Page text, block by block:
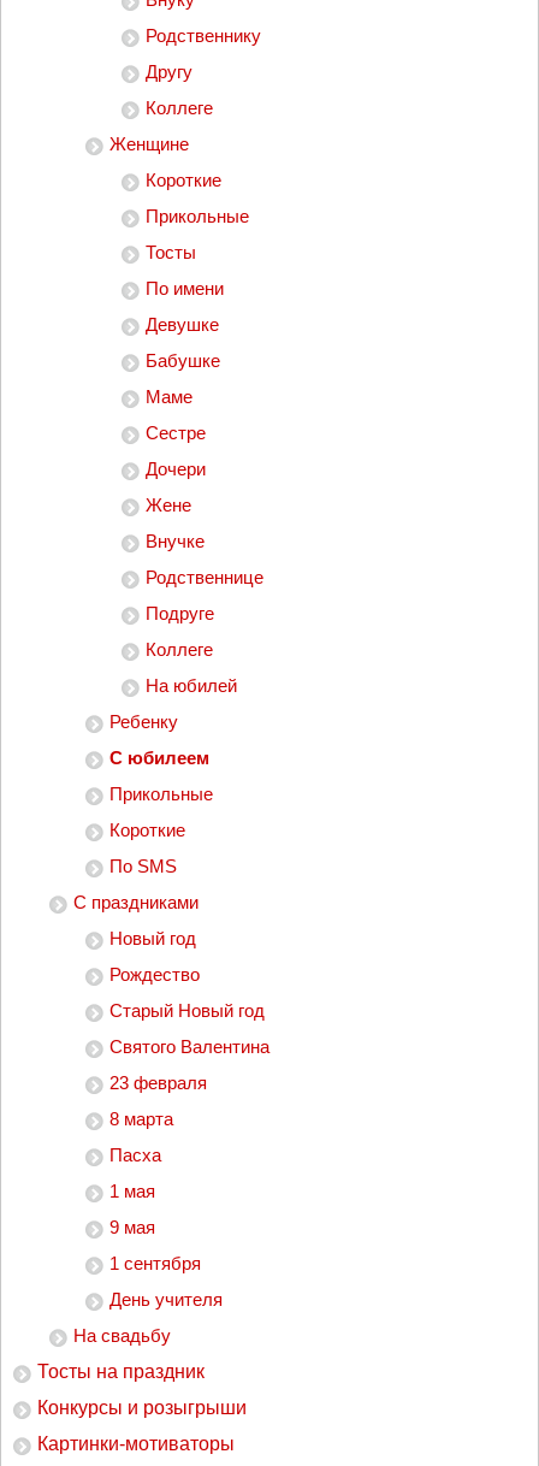
Родственнику
Другу
Коллеге
Женщине
Короткие
Прикольные
Тосты
По имени
Девушке
Бабушке
Маме
Сестре
Дочери
Жене
Внучке
Родственнице
Подруге
Коллеге
На юбилей
Ребенку
С юбилеем
Прикольные
Короткие
По SMS
С праздниками
Новый год
Рождество
Старый Новый год
Святого Валентина
23 февраля
8 марта
Пасха
1 мая
9 мая
1 сентября
День учителя
На свадьбу
Тосты на праздник
Конкурсы и розыгрыши
Картинки-мотиваторы